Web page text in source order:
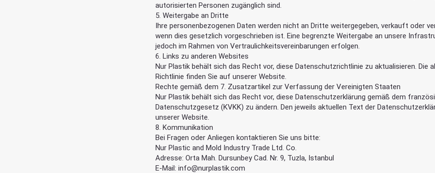
autorisierten Personen zugänglich sind.
5. Weitergabe an Dritte
Ihre personenbezogenen Daten werden nicht an Dritte weitergegeben, verkauft oder
wenn dies gesetzlich vorgeschrieben ist. Eine begrenzte Weitergabe an unsere
jedoch im Rahmen von Vertraulichkeitsvereinbarungen erfolgen.
6. Links zu anderen Websites
Nur Plastik behält sich das Recht vor, diese Datenschutzrichtlinie zu aktualisieren. Die
Richtlinie finden Sie auf unserer Website.
Rechte gemäß dem 7. Zusatzartikel zur Verfassung der Vereinigten Staaten
Nur Plastik behält sich das Recht vor, diese Datenschutzerklärung gemäß dem
Datenschutzgesetz (KVKK) zu ändern. Den jeweils aktuellen Text der
unserer Website.
8. Kommunikation
Bei Fragen oder Anliegen kontaktieren Sie uns bitte:
Nur Plastic and Mold Industry Trade Ltd. Co.
Adresse: Orta Mah. Dursunbey Cad. Nr. 9, Tuzla, Istanbul
E-Mail:info@nurplastik.com